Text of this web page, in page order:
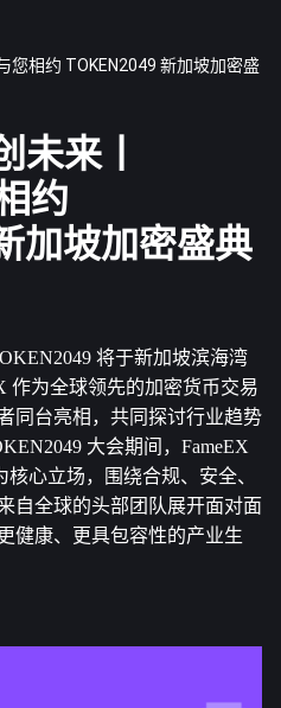
您相约 TOKEN2049 新加坡加密盛
未来丨
约
加坡加密盛典
将于新加坡滨海湾
作为全球领先的加密货币交易
同台亮相，共同探讨行业趋势
大会期间，FameEX
核心立场，围绕合规、安全、
自全球的头部团队展开面对面
健康、更具包容性的产业生